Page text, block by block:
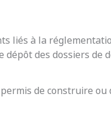
liés à la
des dossiers de
de construire ou